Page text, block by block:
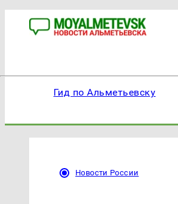
Гид по Альметьевску
Новости России